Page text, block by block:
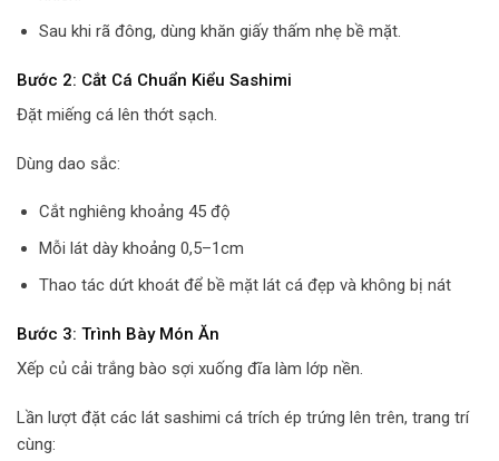
Sau khi rã đông, dùng khăn giấy thấm nhẹ bề mặt.
Bước 2: Cắt Cá Chuẩn Kiểu Sashimi
Đặt miếng cá lên thớt sạch.
Dùng dao sắc:
Cắt nghiêng khoảng 45 độ
Mỗi lát dày khoảng 0,5–1cm
Thao tác dứt khoát để bề mặt lát cá đẹp và không bị nát
Bước 3: Trình Bày Món Ăn
Xếp củ cải trắng bào sợi xuống đĩa làm lớp nền.
Lần lượt đặt các lát sashimi cá trích ép trứng lên trên, trang trí
cùng: